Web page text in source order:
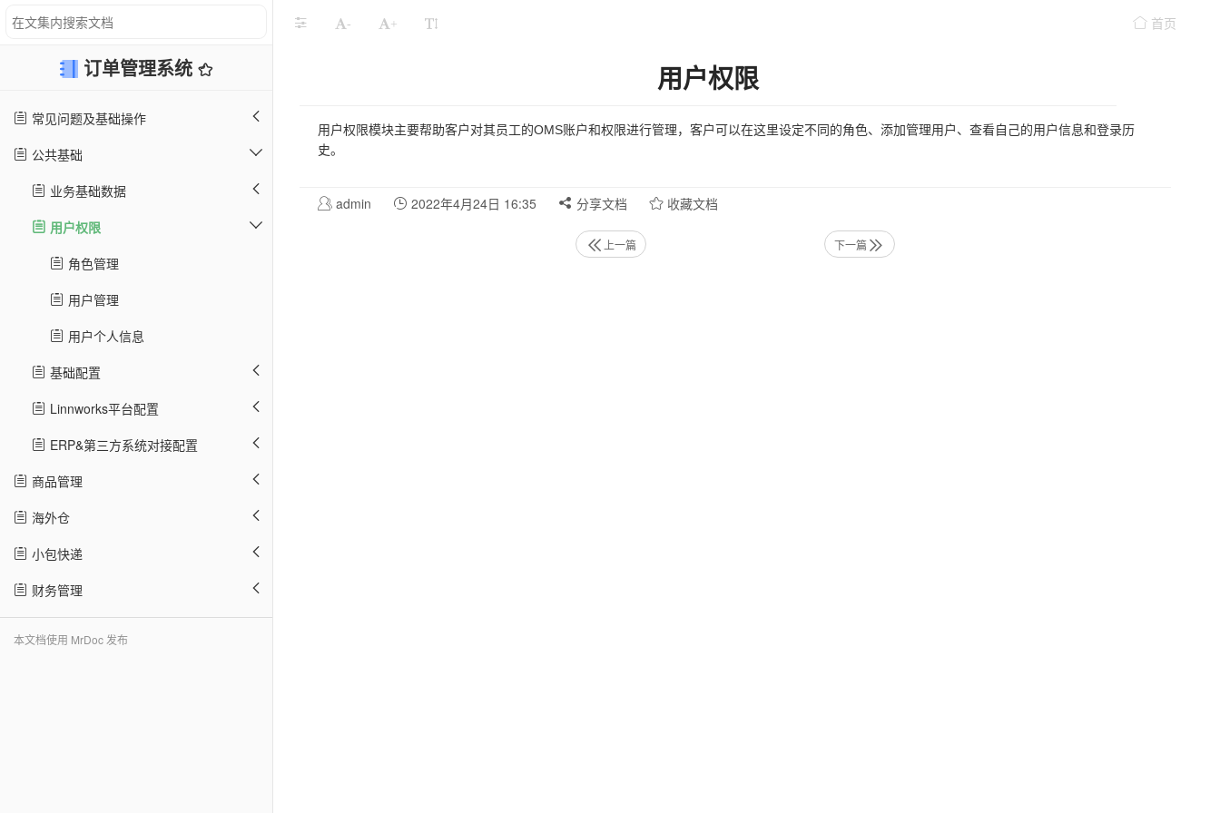
订单管理系统
常见问题及基础操作
公共基础
业务基础数据
用户权限
角色管理
用户管理
用户个人信息
基础配置
Linnworks平台配置
ERP&第三方系统对接配置
商品管理
海外仓
小包快递
财务管理
本文档使用 MrDoc 发布
- + 首页
用户权限
用户权限模块主要帮助客户对其员工的OMS账户和权限进行管理，客户可以在这里设定不同的角色、添加管理用户、查看自己的用户信息和登录历
史。
admin 2022年4月24日 16:35 分享文档 收藏文档
上一篇 下一篇